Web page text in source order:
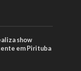
show
em Pirituba